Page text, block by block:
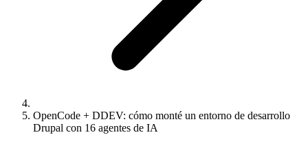
OpenCode + DDEV: cómo monté un entorno de desarrollo
Drupal con 16 agentes de IA